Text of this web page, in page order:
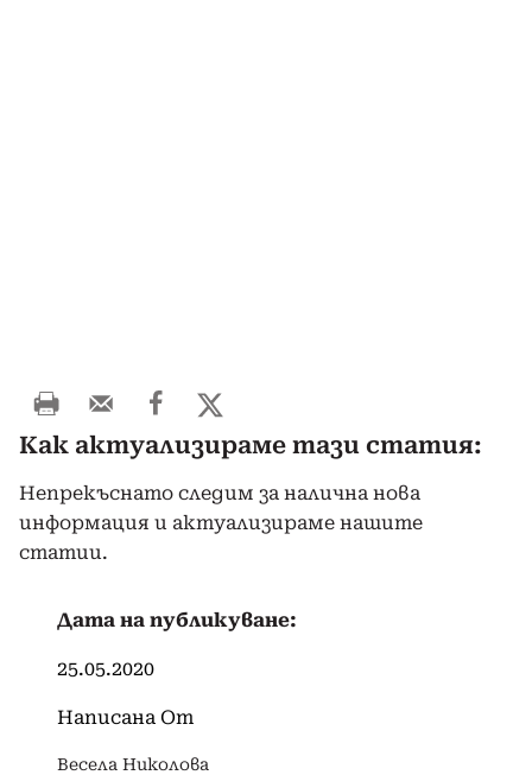
Как актуализираме тази статия:
Непрекъснато следим за налична нова
информация и актуализираме нашите
статии.
Дата на публикуване:
25.05.2020
Написана От
Весела Николова